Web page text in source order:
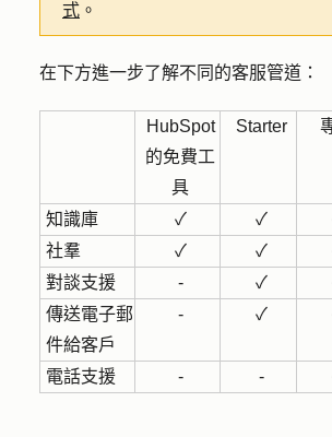
式 。
在下方進一步了解不同的客服管道：
HubSpot
的免費工
具
Starter
知識庫 ✓ ✓
社羣
✓ ✓
對談支援
- ✓
傳送電子郵
件給客戶
- ✓
電話支援 - -